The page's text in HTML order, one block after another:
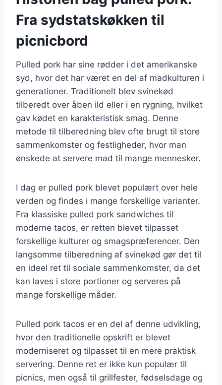
Fra sydstatskøkken til
picnicbord
Pulled pork har sine rødder i det amerikanske
syd, hvor det har været en del af madkulturen i
generationer. Traditionelt blev svinekød
tilberedt over åben ild eller i en rygning, hvilket
gav kødet en karakteristisk smag. Denne
metode til tilberedning blev ofte brugt til store
sammenkomster og festligheder, hvor man
ønskede at servere mad til mange mennesker.
I dag er pulled pork blevet populært over hele
verden og findes i mange forskellige varianter.
Fra klassiske pulled pork sandwiches til
moderne tacos, er retten blevet tilpasset
forskellige kulturer og smagspræferencer. Den
langsomme tilberedning af svinekød gør det til
en ideel ret til sociale sammenkomster, da det
kan laves i store portioner og serveres på
mange forskellige måder.
Pulled pork tacos er en del af denne udvikling,
hvor den traditionelle opskrift er blevet
moderniseret og tilpasset til en mere praktisk
servering. Denne ret er ikke kun populær til
picnics, men også til grillfester, fødselsdage og